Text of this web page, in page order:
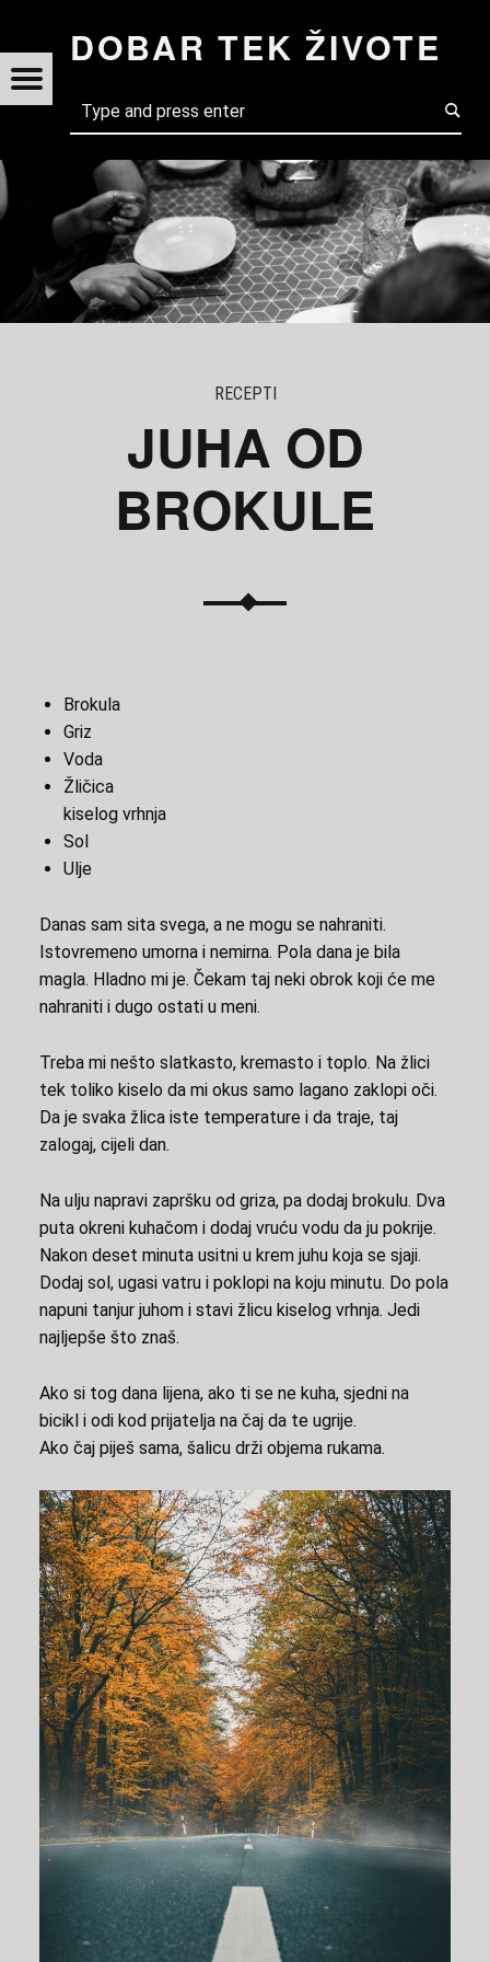
DOBAR TEK ŽIVOTE
Menu
navigation
JUHA OD
BROKULE
RECEPTI
Brokula
Griz
Voda
Žličica
kiselog vrhnja
Sol
Ulje
Danas sam sita svega, a ne mogu se nahraniti.
Istovremeno umorna i nemirna. Pola dana je bila
magla. Hladno mi je. Čekam taj neki obrok koji će me
nahraniti i dugo ostati u meni.
Treba mi nešto slatkasto, kremasto i toplo. Na žlici
tek toliko kiselo da mi okus samo lagano zaklopi oči.
Da je svaka žlica iste temperature i da traje, taj
zalogaj, cijeli dan.
Na ulju napravi zapršku od griza, pa dodaj brokulu. Dva
puta okreni kuhačom i dodaj vruću vodu da ju pokrije.
Nakon deset minuta usitni u krem juhu koja se sjaji.
Dodaj sol, ugasi vatru i poklopi na koju minutu. Do pola
napuni tanjur juhom i stavi žlicu kiselog vrhnja. Jedi
najljepše što znaš.
Ako si tog dana lijena, ako ti se ne kuha, sjedni na
bicikl i odi kod prijatelja na čaj da te ugrije.
Ako čaj piješ sama, šalicu drži objema rukama.